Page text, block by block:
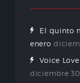
El quinto
enero
Voice
diciembre